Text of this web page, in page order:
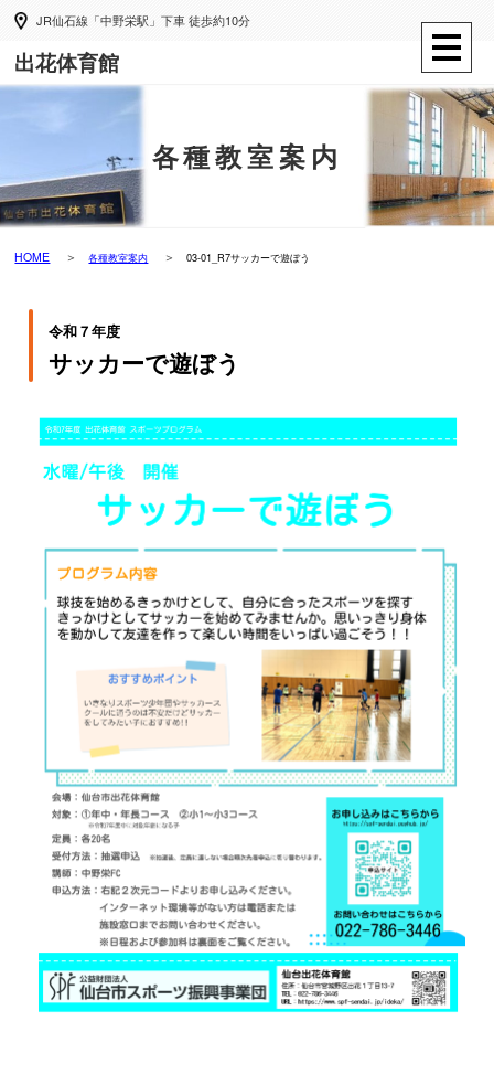
JR仙石線「中野栄駅」下車 徒歩約10分
出花体育館
各種教室案内
HOME 各種教室案内 03-01_R7サッカーで遊ぼう
令和７年度
サッカーで遊ぼう